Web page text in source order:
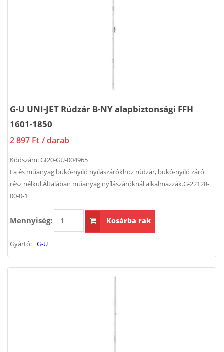
G-U UNI-JET Rúdzár B-NY alapbiztonsági FFH
1601-1850
2 897 Ft / darab
Kódszám:GI20-GU-004965
Fa és műanyag bukó-nyíló nyílászárókhoz rúdzár, bukó-nyíló záró
rész nélkül.Általában műanyag nyílászáróknál alkalmazzák.G-22128-
00-0-1
Mennyiség: Kosárba rak
Gyártó: G-U